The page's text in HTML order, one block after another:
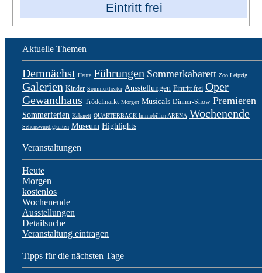
Eintritt frei
Aktuelle Themen
Demnächst Heute Führungen Sommerkabarett Zoo Leipzig
Galerien Kinder Sommertheater Ausstellungen Eintritt frei Oper
Gewandhaus Trödelmarkt Morgen Musicals Dinner-Show Premieren
Sommerferien Kabarett QUARTERBACK Immobilien ARENA Wochenende
Sehenswürdigkeiten Museum Highlights
Veranstaltungen
Heute
Morgen
kostenlos
Wochenende
Ausstellungen
Detailsuche
Veranstaltung eintragen
Tipps für die nächsten Tage